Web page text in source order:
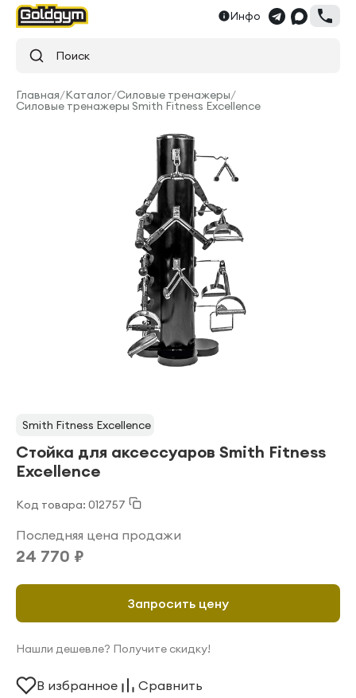
Инфо
Поиск
Главная/Каталог/Силовые тренажеры/
Силовые тренажеры Smith Fitness Excellence
Smith Fitness Excellence
Стойка для аксессуаров Smith Fitness
Excellence
Код товара: 012757
Последняя цена продажи
24 770 ₽
Запросить цену
Нашли дешевле? Получите скидку!
В избранное Сравнить